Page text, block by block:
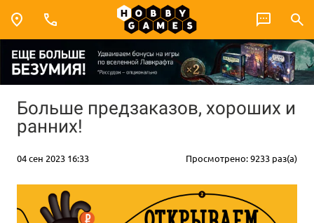
Больше предзаказов, хороших и
ранних!
04 сен 2023 16:33 Просмотрено: 9233 раз(а)